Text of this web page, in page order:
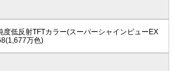
度低反射TFTカラー(スーパーシャインビューEX
万色)